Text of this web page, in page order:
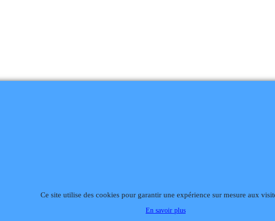
02 99 868 868 Fax 02 99 868 869Contact mailSite hébergé par Infomaniak
Ce site utilise des cookies pour garantir une expérience sur mesure aux
En savoir plus